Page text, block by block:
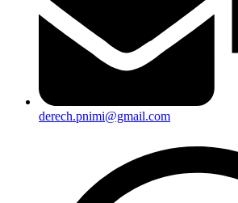
derech.pnimi@gmail.com